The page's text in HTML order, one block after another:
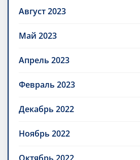
Август 2023
Май 2023
Апрель 2023
Февраль 2023
Декабрь 2022
Ноябрь 2022